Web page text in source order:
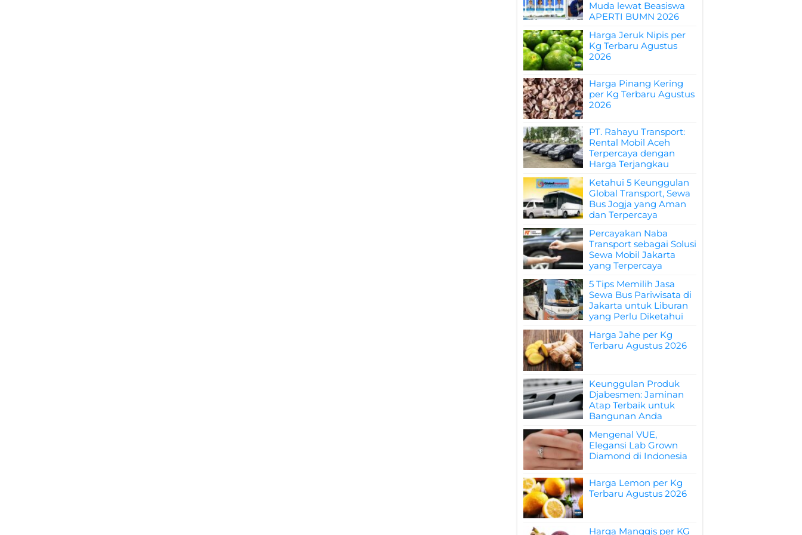
Muda lewat Beasiswa
APERTI BUMN 2026
Harga Jeruk Nipis per
Kg Terbaru Agustus
2026
Harga Pinang Kering
per Kg Terbaru Agustus
2026
PT. Rahayu Transport:
Rental Mobil Aceh
Terpercaya dengan
Harga Terjangkau
Ketahui 5 Keunggulan
Global Transport, Sewa
Bus Jogja yang Aman
dan Terpercaya
Percayakan Naba
Transport sebagai Solusi
Sewa Mobil Jakarta
yang Terpercaya
5 Tips Memilih Jasa
Sewa Bus Pariwisata di
Jakarta untuk Liburan
yang Perlu Diketahui
Harga Jahe per Kg
Terbaru Agustus 2026
Keunggulan Produk
Djabesmen: Jaminan
Atap Terbaik untuk
Bangunan Anda
Mengenal VUE,
Elegansi Lab Grown
Diamond di Indonesia
Harga Lemon per Kg
Terbaru Agustus 2026
Harga Manggis per KG